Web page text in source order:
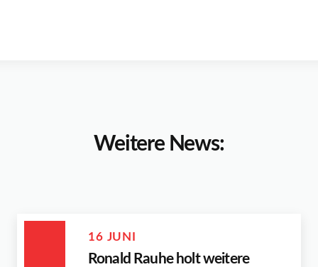
Weitere News:
16 JUNI
Ronald Rauhe holt weitere